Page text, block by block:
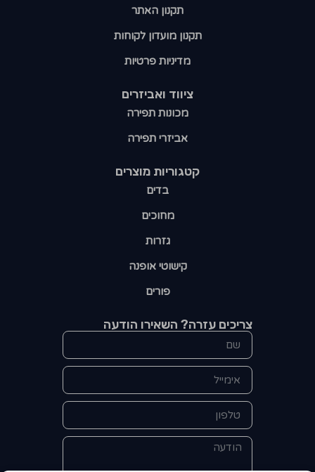
קטגוריות מוצרים​
בדים
מחוכים
גזרות
קישוטי אופנה
פורים
ציווד ואביזרים
מכונות תפירה
אביזרי תפירה
תקנון האתר
תקנון מועדון לקוחות
מדיניות פרטיות
צריכים עזרה? השאירו הודעה